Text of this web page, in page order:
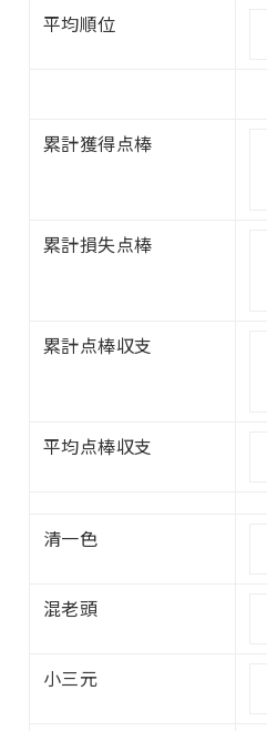
平均順位
累計獲得点棒
累計損失点棒
累計点棒収支
平均点棒収支
清一色
混老頭
小三元